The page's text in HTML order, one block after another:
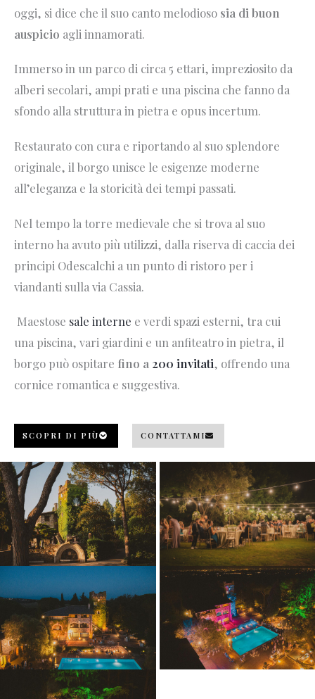
oggi, si dice che il suo canto melodioso sia di buon
auspicio agli innamorati.
Immerso in un parco di circa 5 ettari, impreziosito da
alberi secolari, ampi prati e una piscina che fanno da
sfondo alla struttura in pietra e opus incertum.
Restaurato con cura e riportando al suo splendore
originale, il borgo unisce le esigenze moderne
all’eleganza e la storicità dei tempi passati.
Nel tempo la torre medievale che si trova al suo
interno ha avuto più utilizzi, dalla riserva di caccia dei
principi Odescalchi a un punto di ristoro per i
viandanti sulla via Cassia.
Maestose sale interne e verdi spazi esterni, tra cui
una piscina, vari giardini e un anfiteatro in pietra, il
borgo può ospitare fino a 200 invitati, offrendo una
cornice romantica e suggestiva.
SCOPRI DI PIÙ CONTATTAMI